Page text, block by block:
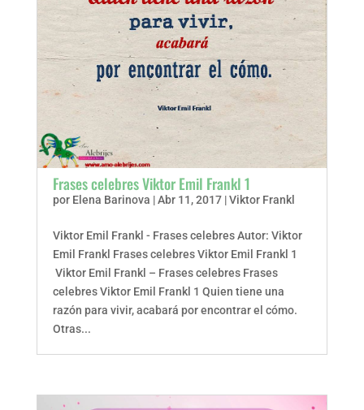
Frases celebres Viktor Emil Frankl 1
por Elena Barinova |Abr 11, 2017|Viktor Frankl
Viktor Emil Frankl - Frases celebres Autor: Viktor
Emil Frankl Frases celebres Viktor Emil Frankl 1
Viktor Emil Frankl – Frases celebres Frases
celebres Viktor Emil Frankl 1 Quien tiene una
razón para vivir, acabará por encontrar el cómo.
Otras...